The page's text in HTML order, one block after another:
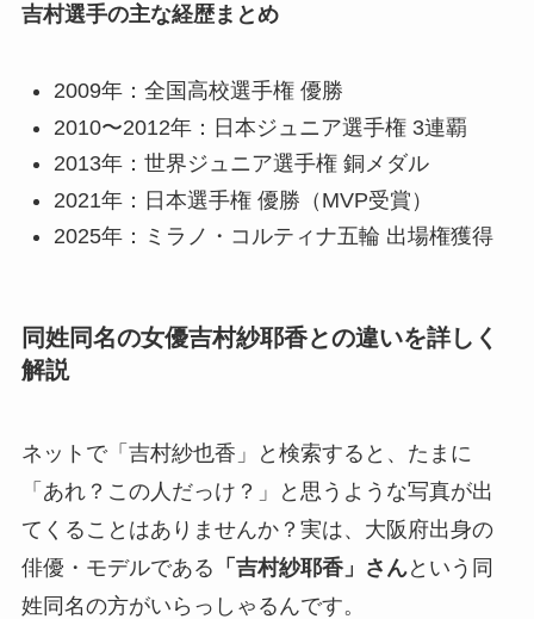
吉村選手の主な経歴まとめ
2009年：全国高校選手権 優勝
2010〜2012年：日本ジュニア選手権 3連覇
2013年：世界ジュニア選手権 銅メダル
2021年：日本選手権 優勝（MVP受賞）
2025年：ミラノ・コルティナ五輪 出場権獲得
同姓同名の女優吉村紗耶香との違いを詳しく
解説
ネットで「吉村紗也香」と検索すると、たまに
「あれ？この人だっけ？」と思うような写真が出
てくることはありませんか？実は、大阪府出身の
俳優・モデルである 「吉村紗耶香」さんという同
姓同名の方がいらっしゃるんです。